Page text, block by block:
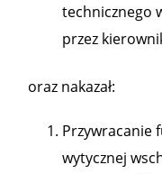
technicznego
przez
oraz nakazał:
Przywracanie
wytycznej